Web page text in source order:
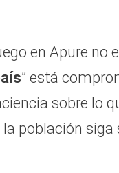
en Apure no
” está
sobre lo
población